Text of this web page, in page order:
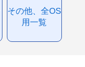
その他、全OS
用一覧